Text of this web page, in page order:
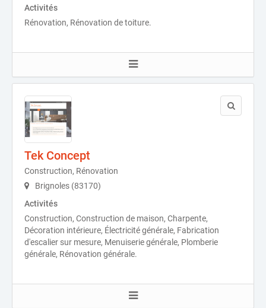
Activités
Rénovation, Rénovation de toiture.
Tek Concept
Construction, Rénovation
Brignoles (83170)
Activités
Construction, Construction de maison, Charpente,
Décoration intérieure, Électricité générale, Fabrication
d'escalier sur mesure, Menuiserie générale, Plomberie
générale, Rénovation générale.